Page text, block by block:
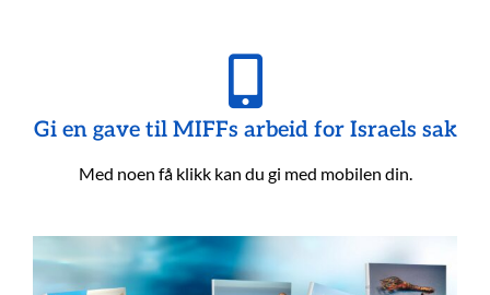
Gi en gave til MIFFs arbeid for Israels sak
Med noen få klikk kan du gi med mobilen din.